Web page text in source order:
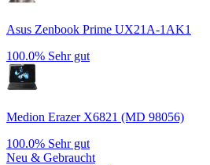
Asus Zenbook Prime UX21A-1AK1
100.0% Sehr gut
Medion Erazer X6821 (MD 98056)
100.0% Sehr gut
Neu & Gebraucht